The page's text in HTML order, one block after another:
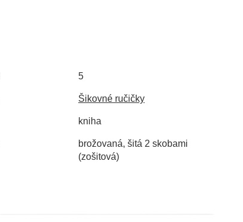
5
Šikovné ručičky
kniha
brožovaná, šitá 2 skobami
(zošitová)